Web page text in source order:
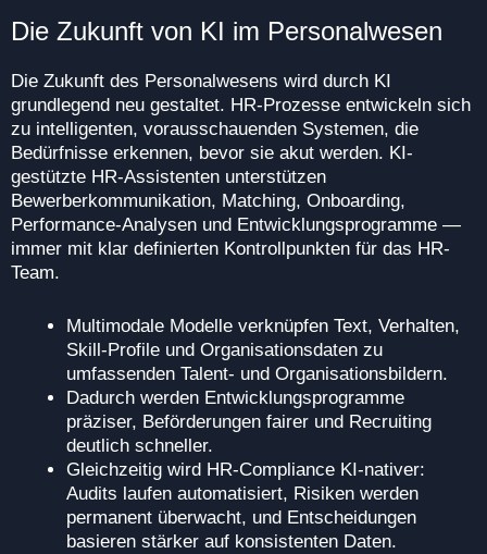
Die Zukunft von KI im Personalwesen
Die Zukunft des Personalwesens wird durch KI
grundlegend neu gestaltet. HR-Prozesse entwickeln sich
zu intelligenten, vorausschauenden Systemen, die
Bedürfnisse erkennen, bevor sie akut werden. KI-
gestützte HR-Assistenten unterstützen
Bewerberkommunikation, Matching, Onboarding,
Performance-Analysen und Entwicklungsprogramme —
immer mit klar definierten Kontrollpunkten für das HR-
Team.
Multimodale Modelle verknüpfen Text, Verhalten,
Skill-Profile und Organisationsdaten zu
umfassenden Talent- und Organisationsbildern.
Dadurch werden Entwicklungsprogramme
präziser, Beförderungen fairer und Recruiting
deutlich schneller.
Gleichzeitig wird HR-Compliance KI-nativer:
Audits laufen automatisiert, Risiken werden
permanent überwacht, und Entscheidungen
basieren stärker auf konsistenten Daten.